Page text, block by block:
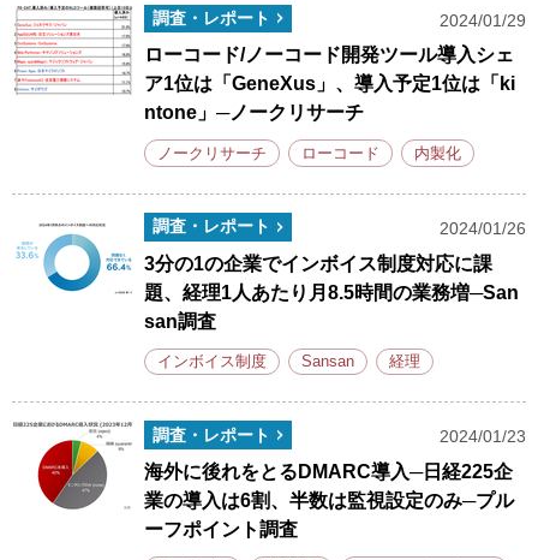
調査・レポート 2024/01/29
ローコード/ノーコード開発ツール導入シェ
ア1位は「GeneXus」、導入予定1位は「ki
ntone」─ノークリサーチ
ノークリサーチ ローコード 内製化
調査・レポート 2024/01/26
3分の1の企業でインボイス制度対応に課
題、経理1人あたり月8.5時間の業務増─San
san調査
インボイス制度 Sansan 経理
調査・レポート 2024/01/23
海外に後れをとるDMARC導入─日経225企
業の導入は6割、半数は監視設定のみ─プル
ーフポイント調査